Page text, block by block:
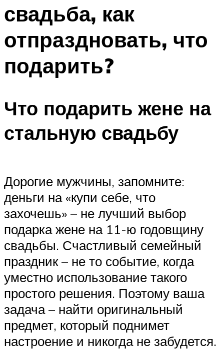
Меню
свадьба, как
отпраздновать, что
подарить?
Что подарить жене на
стальную свадьбу
Дорогие мужчины, запомните:
деньги на «купи себе, что
захочешь» – не лучший выбор
подарка жене на 11-ю годовщину
свадьбы. Счастливый семейный
праздник – не то событие, когда
уместно использование такого
простого решения. Поэтому ваша
задача – найти оригинальный
предмет, который поднимет
настроение и никогда не забудется.